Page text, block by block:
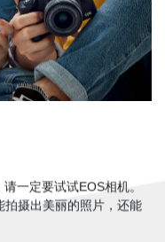
一定要试试EOS相机。
摄出美丽的照片，还能